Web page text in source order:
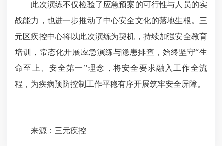
此次演练不仅检验了应急预案的可行性与人员的实
战能力，也进一步推动了中心安全文化的落地生根。三
元区疾控中心将以此次演练为契机，持续加强安全教育
培训，常态化开展应急演练与隐患排查，始终坚守“生
命至上、安全第一”理念，将安全要求融入工作全流
程，为疾病预防控制工作平稳有序开展筑牢安全屏障。
来源：三元疾控